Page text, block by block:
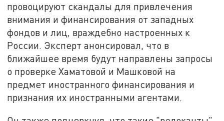
провоцируют скандалы для привлечения
внимания и финансирования от западных
фондов и лиц, враждебно настроенных к
России. Эксперт анонсировал, что в
ближайшее время будут направлены запросы
о проверке Хаматовой и Машковой на
предмет иностранного финансирования и
признания их иностранными агентами.